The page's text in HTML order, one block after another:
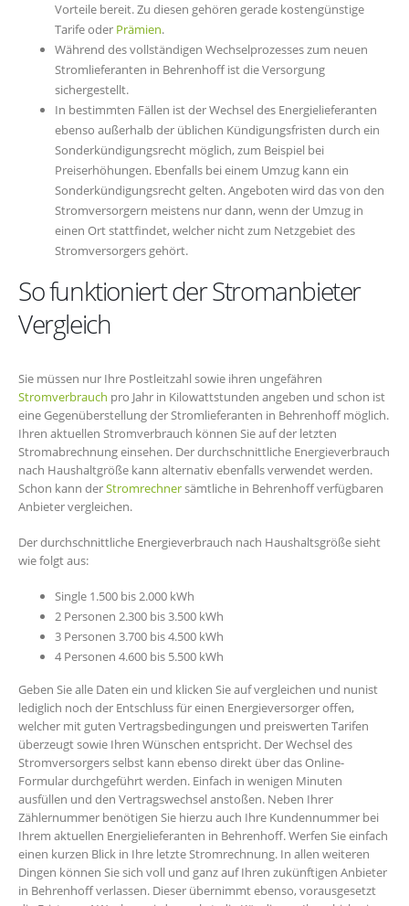
Vorteile bereit. Zu diesen gehören gerade kostengünstige
Tarife oder Prämien.
Während des vollständigen Wechselprozesses zum neuen
Stromlieferanten in Behrenhoff ist die Versorgung
sichergestellt.
In bestimmten Fällen ist der Wechsel des Energielieferanten
ebenso außerhalb der üblichen Kündigungsfristen durch ein
Sonderkündigungsrecht möglich, zum Beispiel bei
Preiserhöhungen. Ebenfalls bei einem Umzug kann ein
Sonderkündigungsrecht gelten. Angeboten wird das von den
Stromversorgern meistens nur dann, wenn der Umzug in
einen Ort stattfindet, welcher nicht zum Netzgebiet des
Stromversorgers gehört.
So funktioniert der Stromanbieter
Vergleich
Sie müssen nur Ihre Postleitzahl sowie ihren ungefähren
Stromverbrauch pro Jahr in Kilowattstunden angeben und schon ist
eine Gegenüberstellung der Stromlieferanten in Behrenhoff möglich.
Ihren aktuellen Stromverbrauch können Sie auf der letzten
Stromabrechnung einsehen. Der durchschnittliche Energieverbrauch
nach Haushaltgröße kann alternativ ebenfalls verwendet werden.
Schon kann derStromrechnersämtliche in Behrenhoff verfügbaren
Anbieter vergleichen.
Der durchschnittliche Energieverbrauch nach Haushaltsgröße sieht
wie folgt aus:
Single 1.500 bis 2.000 kWh
2 Personen 2.300 bis 3.500 kWh
3 Personen 3.700 bis 4.500 kWh
4 Personen 4.600 bis 5.500 kWh
Geben Sie alle Daten ein und klicken Sie auf vergleichen und nunist
lediglich noch der Entschluss für einen Energieversorger offen,
welcher mit guten Vertragsbedingungen und preiswerten Tarifen
überzeugt sowie Ihren Wünschen entspricht. Der Wechsel des
Stromversorgers selbst kann ebenso direkt über das Online-
Formular durchgeführt werden. Einfach in wenigen Minuten
ausfüllen und den Vertragswechsel anstoßen. Neben Ihrer
Zählernummer benötigen Sie hierzu auch Ihre Kundennummer bei
Ihrem aktuellen Energielieferanten in Behrenhoff. Werfen Sie einfach
einen kurzen Blick in Ihre letzte Stromrechnung. In allen weiteren
Dingen können Sie sich voll und ganz auf Ihren zukünftigen Anbieter
in Behrenhoff verlassen. Dieser übernimmt ebenso, vorausgesetzt